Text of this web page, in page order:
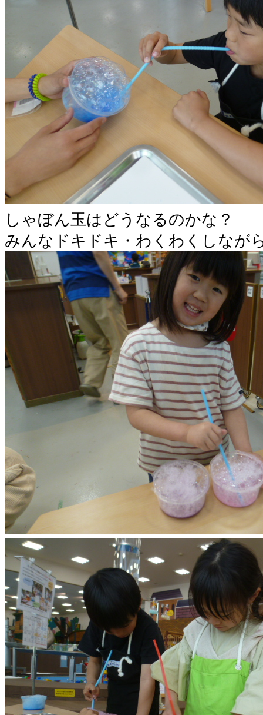
しゃぼん玉はどうなるのかな？
みんなドキドキ・わくわくしなが